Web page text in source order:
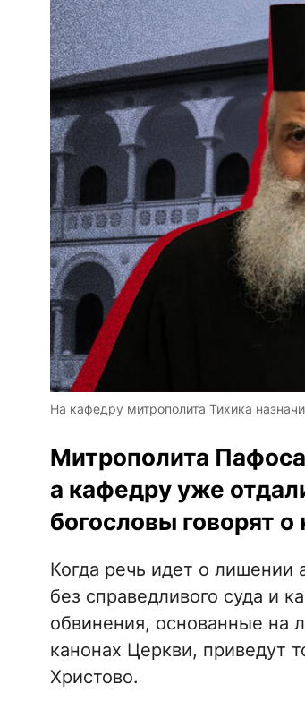
На кафедру митрополита Тихика
Митрополита Пафоса
а кафедру уже
богословы говорят
Когда речь идет о
без справедливого суда и
обвинения, основанные на
канонах Церкви, приведут
Христово.